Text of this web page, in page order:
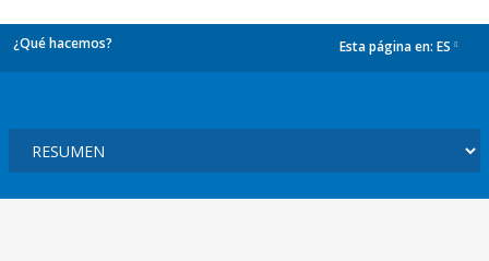
¿Qué hacemos? Esta página en: ES